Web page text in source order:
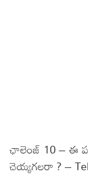
Articles
Facts
ఛాలెంజ్ 10 – ఈ
చెయ్యగలరా ? –